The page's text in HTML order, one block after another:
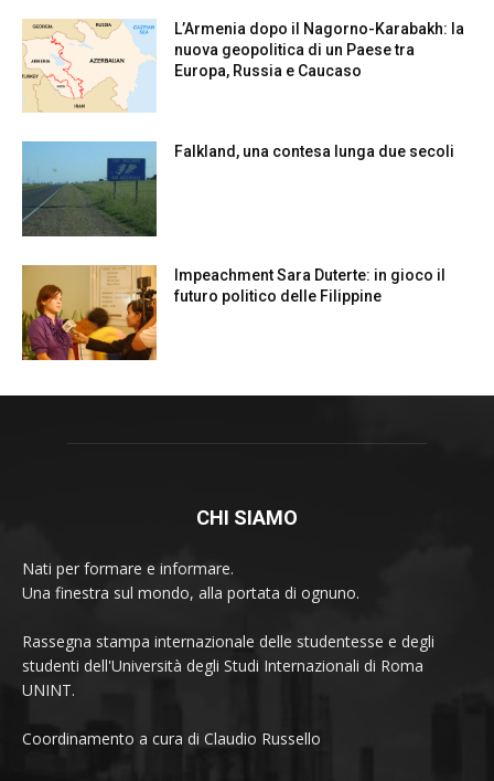
L’Armenia dopo il Nagorno-Karabakh: la
nuova geopolitica di un Paese tra
Europa, Russia e Caucaso
Falkland, una contesa lunga due secoli
Impeachment Sara Duterte: in gioco il
futuro politico delle Filippine
CHI SIAMO
Nati per formare e informare.
Una finestra sul mondo, alla portata di ognuno.
Rassegna stampa internazionale delle studentesse e degli
studenti dell'Università degli Studi Internazionali di Roma
UNINT.
Coordinamento a cura di Claudio Russello